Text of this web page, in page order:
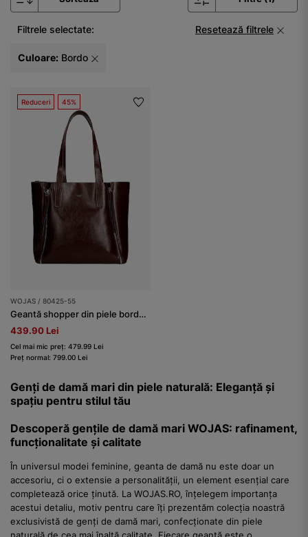
Filtrele selectate: Resetează filtrele
Culoare: Bordo
Reduceri 45%
WOJAS / 80425-55
Geantă shopper din piele bordură
439.90 Lei
Cel mai mic preț: 479.99 Lei
Preț normal: 799.00 Lei
Genți de damă mari din piele naturală: Eleganță și
spațiu pentru stilul tău
Descoperă gențile de damă mari WOJAS: rafinament,
funcționalitate și calitate
În universul modei feminine, geanta de damă nu este doar un
accesoriu, ci o extensie a personalității, un element esențial care
completează orice ținută. La WOJAS.RO, înțelegem importanța
acestui detaliu, motiv pentru care îți prezentăm colecția noastră
exclusivistă de genți de damă mari, confecționate din piele